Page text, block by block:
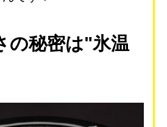
の秘密は"氷温